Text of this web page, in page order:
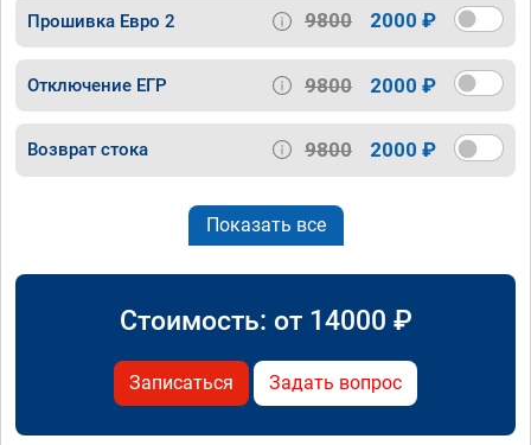
Прошивка Евро 2 9800 2000 ₽
Отключение ЕГР 9800 2000 ₽
Возврат стока 9800 2000 ₽
Показать все
Стоимость: от 14000 ₽
Записаться Задать вопрос